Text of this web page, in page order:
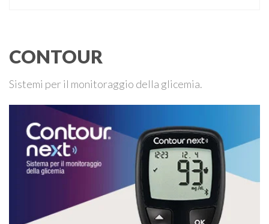
CONTOUR
Sistemi per il monitoraggio della glicemia.